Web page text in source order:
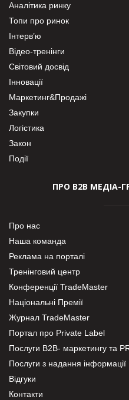
Аналітика ринку
Топи про ринок
Інтерв’ю
Відео-тренінги
Світовий досвід
Інновації
Маркетинг&Продажі
Закупки
Логістика
Закон
Події
ПРО В2В МЕДІА-
Про нас
Наша команда
Реклама на порталі
Тренінговий центр
Конференції TradeMaster
Національні Премії
Журнал TradeMaster
Портал про Private Label
Послуги В2В- маркетингу та PR
Послуги з надання інформації
Відгуки
Контакти